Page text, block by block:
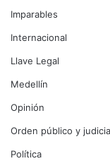
Imparables
Internacional
Llave Legal
Medellín
Opinión
Orden público y
Política